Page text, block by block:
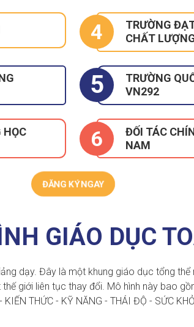
HỌC
4
TRƯỜNG
CHẤT
5
TRƯỜNG
VN292
6
ĐỐI TÁC
NAM
ĐĂNG KÝ NGAY
GIÁO DỤC
dạy. Đây là một khung giáo dục tổng thể
giới liên tục thay đổi. Mô hình này bao
KIẾN THỨC - KỸ NĂNG - THÁI ĐỘ - SỨC